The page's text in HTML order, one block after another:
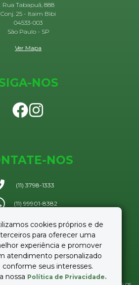
cookies próprios e de
terceiros para oferecer uma
experiência e promover
atendimento personalizado
conforme seus interesses.
nossa Política de Privacidade.
Rua Tabapuã, 888
Conj. 25 - Itaim Bibi
04533-003
São Paulo - SP
Ver Mapa
NOS
NOS
(11) 3798-1333
(11) 99901-8382
Enviar e-mail